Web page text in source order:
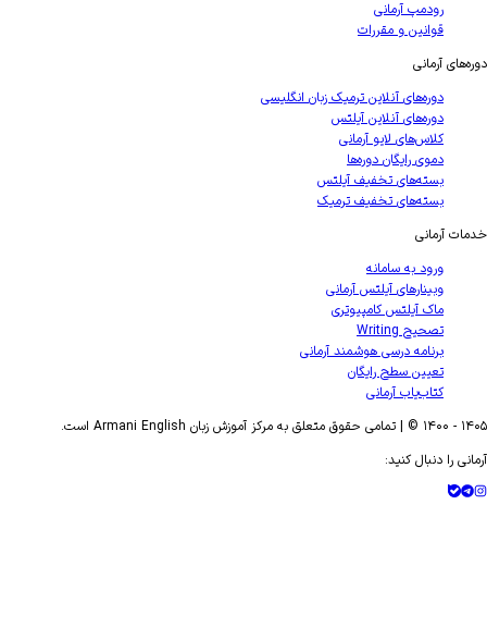
رودمپ آرمانی
قوانین و مقررات
دوره‌های آرمانی
دوره‌های آنلاین ترمیک زبان انگلیسی
دوره‌های آنلاین آیلتس
کلاس‌های لایو آرمانی
دموی رایگان دوره‌ها
بسته‌های تخفیف آیلتس
بسته‌های تخفیف ترمیک
خدمات آرمانی
ورود به سامانه
وبینارهای آیلتس آرمانی
ماک آیلتس کامپیوتری
تصحیح Writing
برنامه درسی هوشمند آرمانی
تعیین سطح رایگان
کتاب‌یاب آرمانی
۱۴۰۵ - ۱۴۰۰ © | تمامی حقوق متعلق به مرکز آموزش زبان Armani English است.
آرمانی را دنبال کنید: